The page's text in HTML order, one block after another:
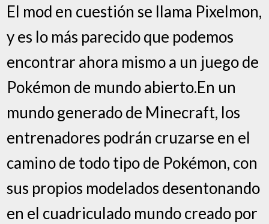
El mod en cuestión se llama Pixelmon,
y es lo más parecido que podemos
encontrar ahora mismo a un juego de
Pokémon de mundo abierto.En un
mundo generado de Minecraft, los
entrenadores podrán cruzarse en el
camino de todo tipo de Pokémon, con
sus propios modelados desentonando
en el cuadriculado mundo creado por